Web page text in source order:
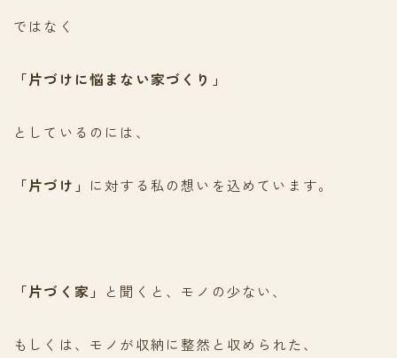
ではなく
「片づけに悩まない家づくり」
としているのには、
「片づけ」 に対する私の想いを込めています。
「片づく家」 と聞くと、モノの少ない、
もしくは、モノが収納に整然と収められた、